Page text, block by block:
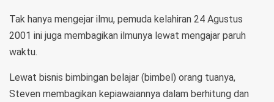
Tak hanya mengejar ilmu, pemuda kelahiran 24 Agustus
2001 ini juga membagikan ilmunya lewat mengajar paruh
waktu.
Lewat bisnis bimbingan belajar (bimbel) orang tuanya,
Steven membagikan kepiawaiannya dalam berhitung dan